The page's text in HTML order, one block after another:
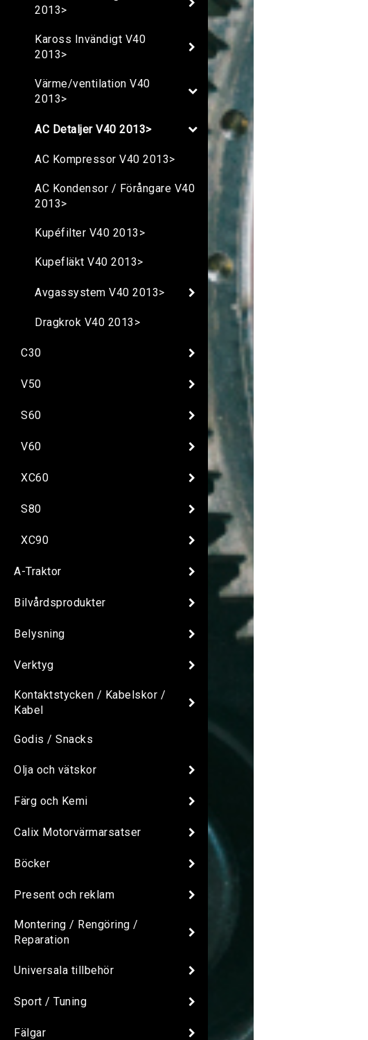
2013>
Kaross Invändigt V40
2013>
Värme/ventilation V40
2013>
AC Detaljer V40 2013>
AC Kompressor V40 2013>
AC Kondensor / Förångare V40
2013>
Kupéfilter V40 2013>
Kupefläkt V40 2013>
Avgassystem V40 2013>
Dragkrok V40 2013>
C30
V50
S60
V60
XC60
S80
XC90
A-Traktor
Bilvårdsprodukter
Belysning
Verktyg
Kontaktstycken / Kabelskor /
Kabel
Godis / Snacks
Olja och vätskor
Färg och Kemi
Calix Motorvärmarsatser
Böcker
Present och reklam
Montering / Rengöring /
Reparation
Universala tillbehör
Sport / Tuning
Fälgar